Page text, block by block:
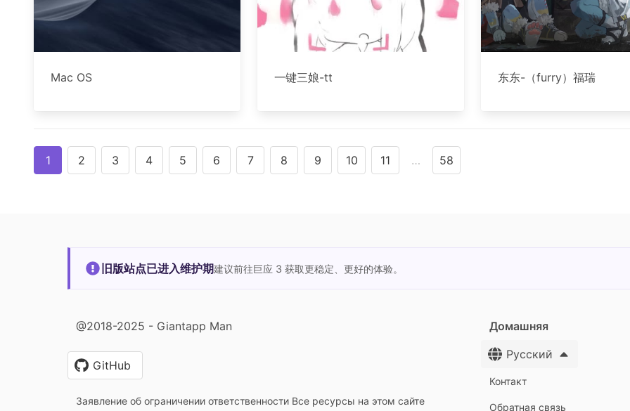
Mac OS 一键三娘-tt 东东-（furry）福瑞
1 2 3 4 5 6 7 8 9 10 11 … 58
旧版站点已进入维护期建议前往巨应 3 获取更稳定、更好的体验。
@2018-2025 - Giantapp Man
GitHub
Заявление об ограничении ответственности Все ресурсы на этом сайте
Домашняя
Русский
Контакт
Обратная связь